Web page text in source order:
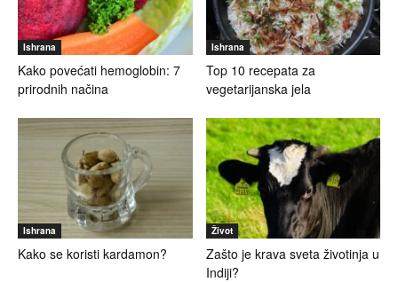
Ishrana
Kako povećati hemoglobin: 7
prirodnih načina
Ishrana
Top 10 recepata za
vegetarijanska jela
Ishrana
Kako se koristi kardamon?
Život
Zašto je krava sveta životinja u
Indiji?